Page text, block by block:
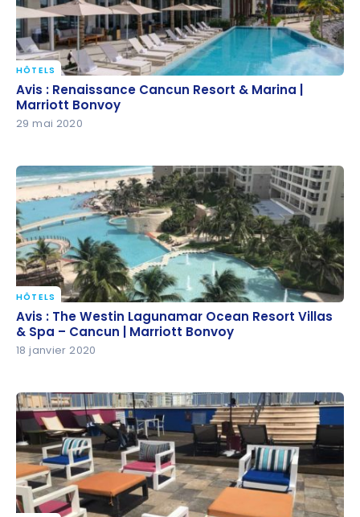
Avis : Renaissance Cancun Resort & Marina |
Marriott Bonvoy
HÔTELS
Avis : Renaissance Cancun Resort & Marina |
Marriott Bonvoy
29 mai 2020
Avis : The Westin Lagunamar Ocean Resort Villas &
Spa – Cancun | Marriott Bonvoy
HÔTELS
Avis : The Westin Lagunamar Ocean Resort Villas
& Spa – Cancun | Marriott Bonvoy
18 janvier 2020